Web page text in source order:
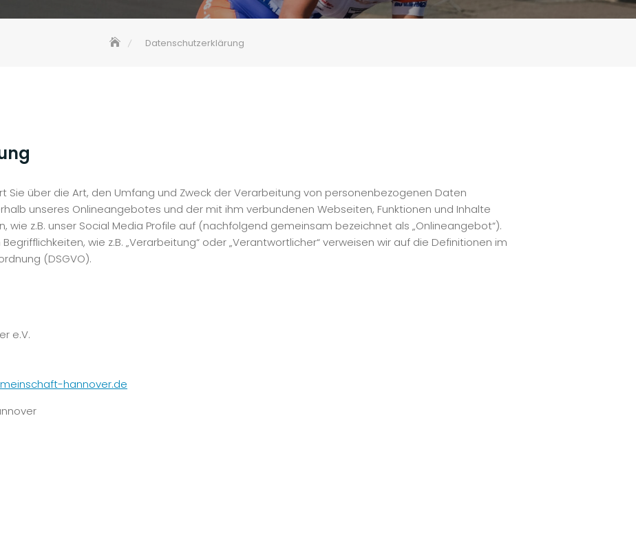
Datenschutzerklärung
Sie über die Art, den Umfang und Zweck der Verarbeitung von personenbezogenen Daten
unseres Onlineangebotes und der mit ihm verbundenen Webseiten, Funktionen und Inhalte
wie z.B. unser Social Media Profile auf (nachfolgend gemeinsam bezeichnet als „Onlineangebot“).
wie z.B. „Verarbeitung“ oder „Verantwortlicher“ verweisen wir auf die Definitionen im
(DSGVO).
e.V.
hannover.de